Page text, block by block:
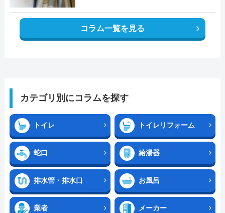
コラム一覧を見る
カテゴリ別にコラムを探す
トイレ トイレリフォーム
蛇口 給湯器
排水管・排水口 お風呂
業者 メーカー